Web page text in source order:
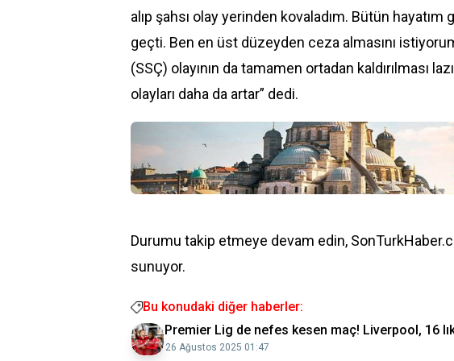
alıp şahsı olay yerinden kovaladım. Bütün
geçti. Ben en üst düzeyden ceza almasını
(SSÇ) olayının da tamamen ortadan kaldırılması
olayları daha da artar” dedi.
Durumu takip etmeye devam edin,
sunuyor.
Bu konudaki diğer haberler:
Premier Lig de nefes kesen maç! Liverpool, 16 lık
26 Ağustos 2025 01:47